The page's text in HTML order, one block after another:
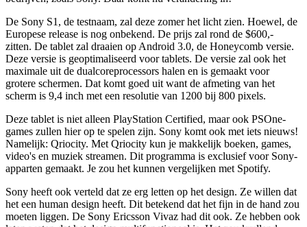
De Sony S1, de testnaam, zal deze zomer het licht zien. Hoewel, de
Europese release is nog onbekend. De prijs zal rond de $600,-
zitten. De tablet zal draaien op Android 3.0, de Honeycomb versie.
Deze versie is geoptimaliseerd voor tablets. De versie zal ook het
maximale uit de dualcoreprocessors halen en is gemaakt voor
grotere schermen. Dat komt goed uit want de afmeting van het
scherm is 9,4 inch met een resolutie van 1200 bij 800 pixels.
Deze tablet is niet alleen PlayStation Certified, maar ook PSOne-
games zullen hier op te spelen zijn. Sony komt ook met iets nieuws!
Namelijk: Qriocity. Met Qriocity kun je makkelijk boeken, games,
video's en muziek streamen. Dit programma is exclusief voor Sony-
apparten gemaakt. Je zou het kunnen vergelijken met Spotify.
Sony heeft ook verteld dat ze erg letten op het design. Ze willen dat
het een human design heeft. Dit betekend dat het fijn in de hand zou
moeten liggen. De Sony Ericsson Vivaz had dit ook. Ze hebben ook